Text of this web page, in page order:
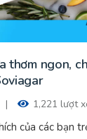
thơm ngon,
| 1,221 lượt
của các bạn